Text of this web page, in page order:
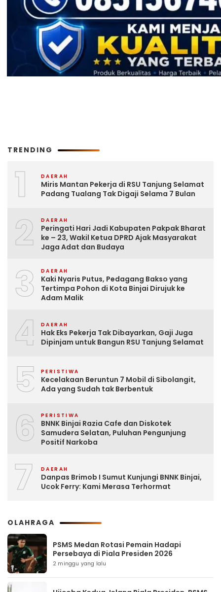
TRENDING
1 DAERAH
Miris Mantan Pekerja di RSU Tanjung Selamat
Padang Tualang Tak Digaji Selama 7 Bulan
2 DAERAH
Peringati Hari Jadi Kabupaten Pakpak Bharat
ke – 23, Wakil Ketua DPRD Ajak Masyarakat
Jaga Adat dan Budaya
3 DAERAH
Kaki Nyaris Putus, Pedagang Bakso yang
Tertimpa Pohon di Kota Binjai Dirujuk ke
Adam Malik
4 DAERAH
Hak Eks Pekerja Tak Dibayarkan, Gaji Juga
Dipinjam untuk Bangun RSU Tanjung Selamat
5 PERISTIWA
Kecelakaan Beruntun 7 Mobil di Sibolangit,
Ada yang Sudah tak Berbentuk
6 PERISTIWA
BNNK Binjai Razia Cafe dan Diskotek
Samudera Selatan, Puluhan Pengunjung
Positif Narkoba
7 DAERAH
Danpas Brimob I Sumut Kunjungi BNNK Binjai,
Ucok Ferry: Kami Merasa Terhormat
OLAHRAGA
PSMS Medan Rotasi Pemain Hadapi
Persebaya di Piala Presiden 2026
2 minggu yang lalu